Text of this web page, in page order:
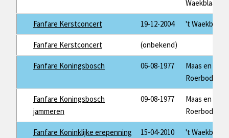
Waekblaad
Fanfare Kerstconcert 19-12-2004 't Waekblaad
Fanfare Kerstconcert (onbekend)
Fanfare Koningsbosch 06-08-1977
Maas en
Roerbode
Fanfare Koningsbosch
jammeren
09-08-1977
Maas en
Roerbode
Fanfare Koninklijke erepenning 15-04-2010 't Waekblaad